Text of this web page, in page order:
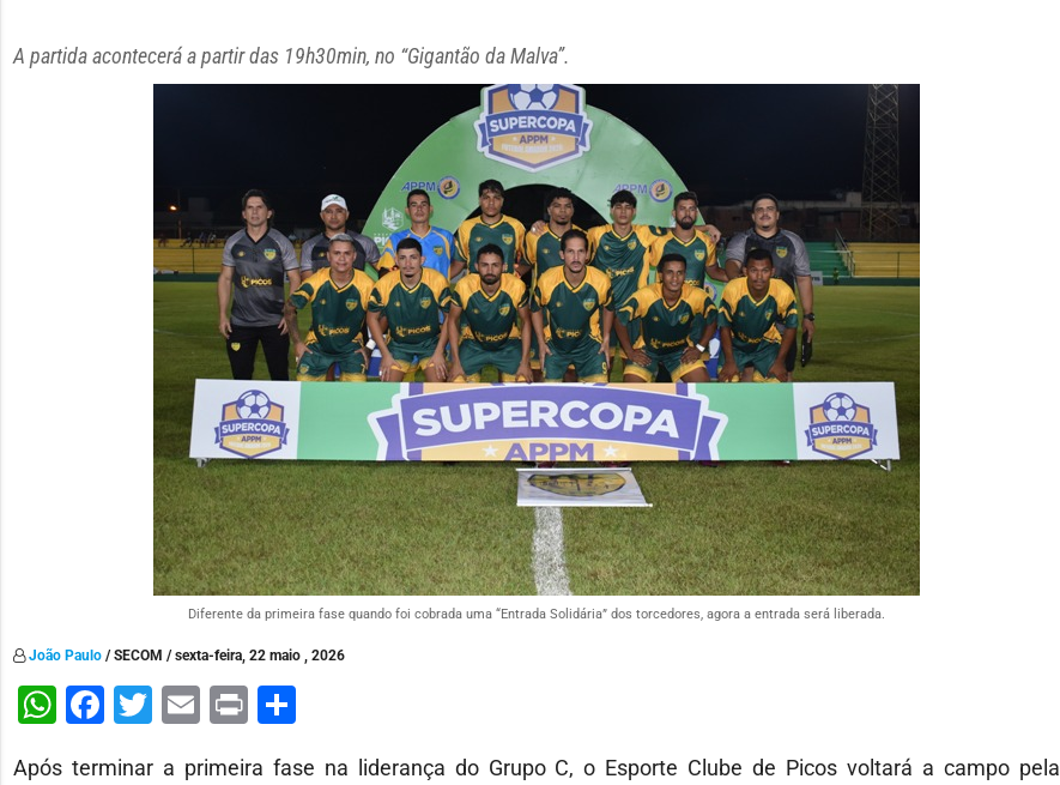
A partida acontecerá a partir das 19h30min, no “Gigantão da Malva”.
Diferente da primeira fase quando foi cobrada uma “Entrada Solidária” dos torcedores, agora a entrada será liberada.
João Paulo / SECOM / sexta-feira, 22 maio , 2026
WhatsApp
Facebook
Twitter
Email
Print
Após terminar a primeira fase na liderança do Grupo C, o Esporte Clube de Picos voltará a campo pela